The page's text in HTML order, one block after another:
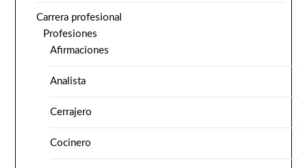
Carrera profesional
Profesiones
Afirmaciones
Analista
Cerrajero
Cocinero